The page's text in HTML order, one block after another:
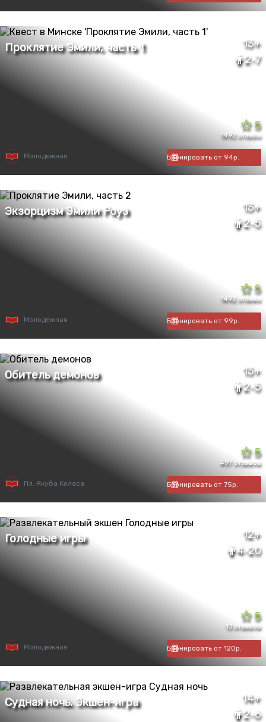
13+
2-7
5
1492 отзыва
Молодежная Бронировать от 94р.
13+
2-5
5
1492 отзыва
Молодежная Бронировать от 99р.
13+
2-5
5
497 отзывов
Пл. Якуба Коласа Бронировать от 75р.
12+
4-20
5
13 отзывов
Молодежная Бронировать от 120р.
14+
2-6